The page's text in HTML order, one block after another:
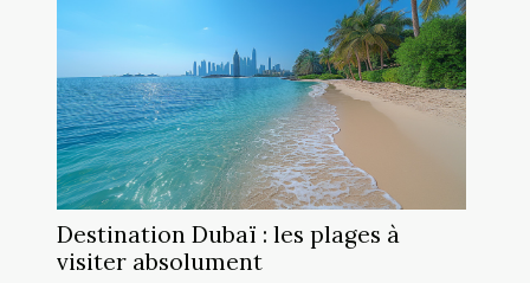
Destination Dubaï : les plages à
visiter absolument